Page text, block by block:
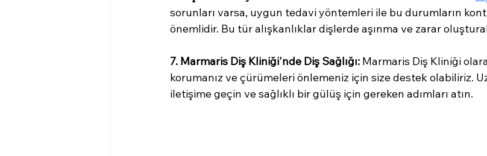
sorunları varsa, uygun tedavi yöntemleri ile bu durumların
önemlidir. Bu tür alışkanlıklar dişlerde aşınma ve zarar
7. Marmaris Diş Kliniği'nde Diş Sağlığı: Marmaris Diş Kliniği
korumanız ve çürümeleri önlemeniz için size destek olabiliriz.
iletişime geçin ve sağlıklı bir gülüş için gereken adımları atın.